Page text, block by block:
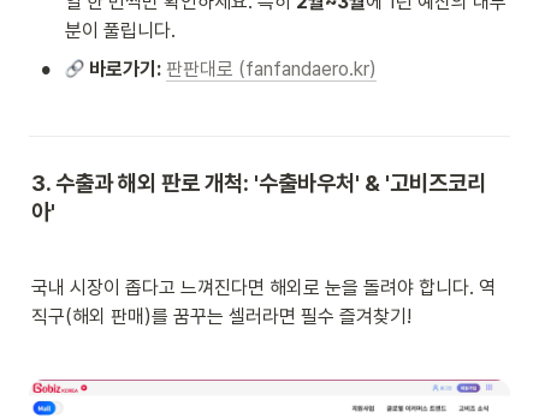
분이 풀립니다.
• 바로가기: 판판대로 (fanfandaero.kr)
3. 수출과 해외 판로 개척: '수출바우처' & '고비즈코리
아'
국내 시장이 좁다고 느껴진다면 해외로 눈을 돌려야 합니다. 역
직구(해외 판매)를 꿈꾸는 셀러라면 필수 즐겨찾기!